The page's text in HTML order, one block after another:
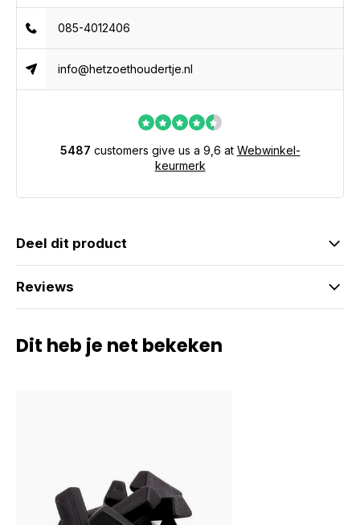
085-4012406
info@hetzoethoudertje.nl
5487 customers give us a 9,6 at Webwinkel-
keurmerk
Deel dit product
Reviews
Dit heb je net bekeken